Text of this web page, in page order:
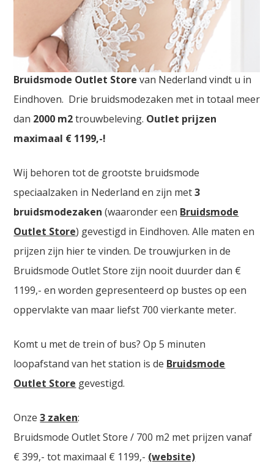
Trouwjurken Outlet Hasselt
Trouwjurken Outlet Hasselt. De
grootste
Bruidsmode Outlet Store van Nederland vindt u in
Eindhoven. Drie bruidsmodezaken met in totaal meer
dan 2000 m2trouwbeleving. Outlet prijzen
maximaal € 1199,-!
Wij behoren tot de grootste bruidsmode
speciaalzaken in Nederland en zijn met3
bruidsmodezaken (waaronder een Bruidsmode
Outlet Store) gevestigd in Eindhoven. Alle maten en
prijzen zijn hier te vinden. De trouwjurken in de
Bruidsmode Outlet Store zijn nooit duurder dan €
1199,- en worden gepresenteerd op bustes op een
oppervlakte van maar liefst 700 vierkante meter.
Komt u met de trein of bus? Op 5 minuten
loopafstand van het station is de Bruidsmode
Outlet Store gevestigd.
Onze3 zaken:
Bruidsmode Outlet Store / 700 m2 met prijzen vanaf
€ 399,- tot maximaal € 1199,- (website)